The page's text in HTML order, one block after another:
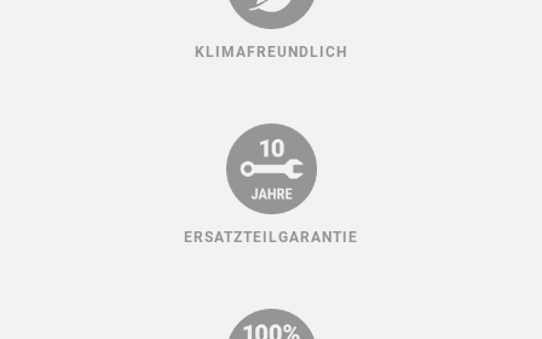
KLIMAFREUNDLICH
ERSATZTEILGARANTIE